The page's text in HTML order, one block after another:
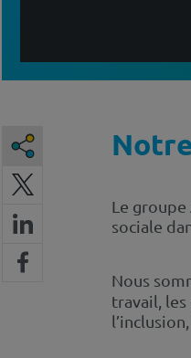
Le groupe
sociale
Nous
travail,